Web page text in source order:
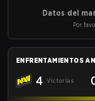
Datos del
Por
ENFRENTAMIENTOS
4 Victorias